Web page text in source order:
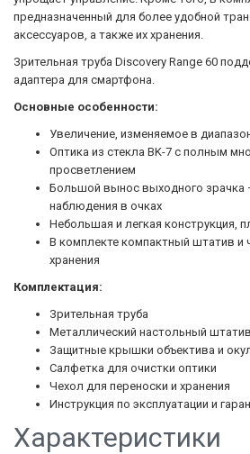
предназначенный для более удобной
аксессуаров, а также их хранения.
Зрительная труба Discovery Range 60
адаптера для смартфона.
Основные особенности:
Увеличение, изменяемое в
Оптика из стекла BK-7 с полным
просветлением
Большой вынос выходного зрачка
наблюдения в очках
Небольшая и легкая конструкция,
В комплекте компактный штатив и
хранения
Комплектация:
Зрительная труба
Металлический настольный штатив
Защитные крышки объектива и
Салфетка для очистки оптики
Чехол для переноски и хранения
Инструкция по эксплуатации и
Характеристики